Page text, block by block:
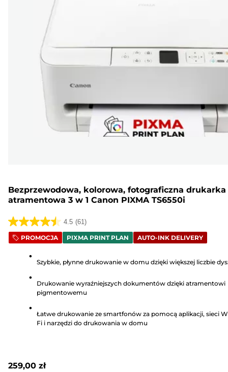
Bezprzewodowa, kolorowa, fotograficzna drukarka
atramentowa 3 w 1 Canon PIXMA TS6550i
4.5 (61)
4.5
na
gwiazdek.
Recenzji
PROMOCJA PIXMA PRINT PLAN AUTO-INK DELIVERY
Szybkie, płynne drukowanie w domu dzięki większej liczbie
Drukowanie wyraźniejszych dokumentów dzięki atramentowi
pigmentowemu
Łatwe drukowanie ze smartfonów za pomocą aplikacji, sieci
Fi i narzędzi do drukowania w domu
259,00 zł